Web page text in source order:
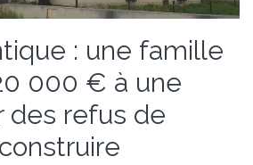
: une famille
000 € à une
des refus de